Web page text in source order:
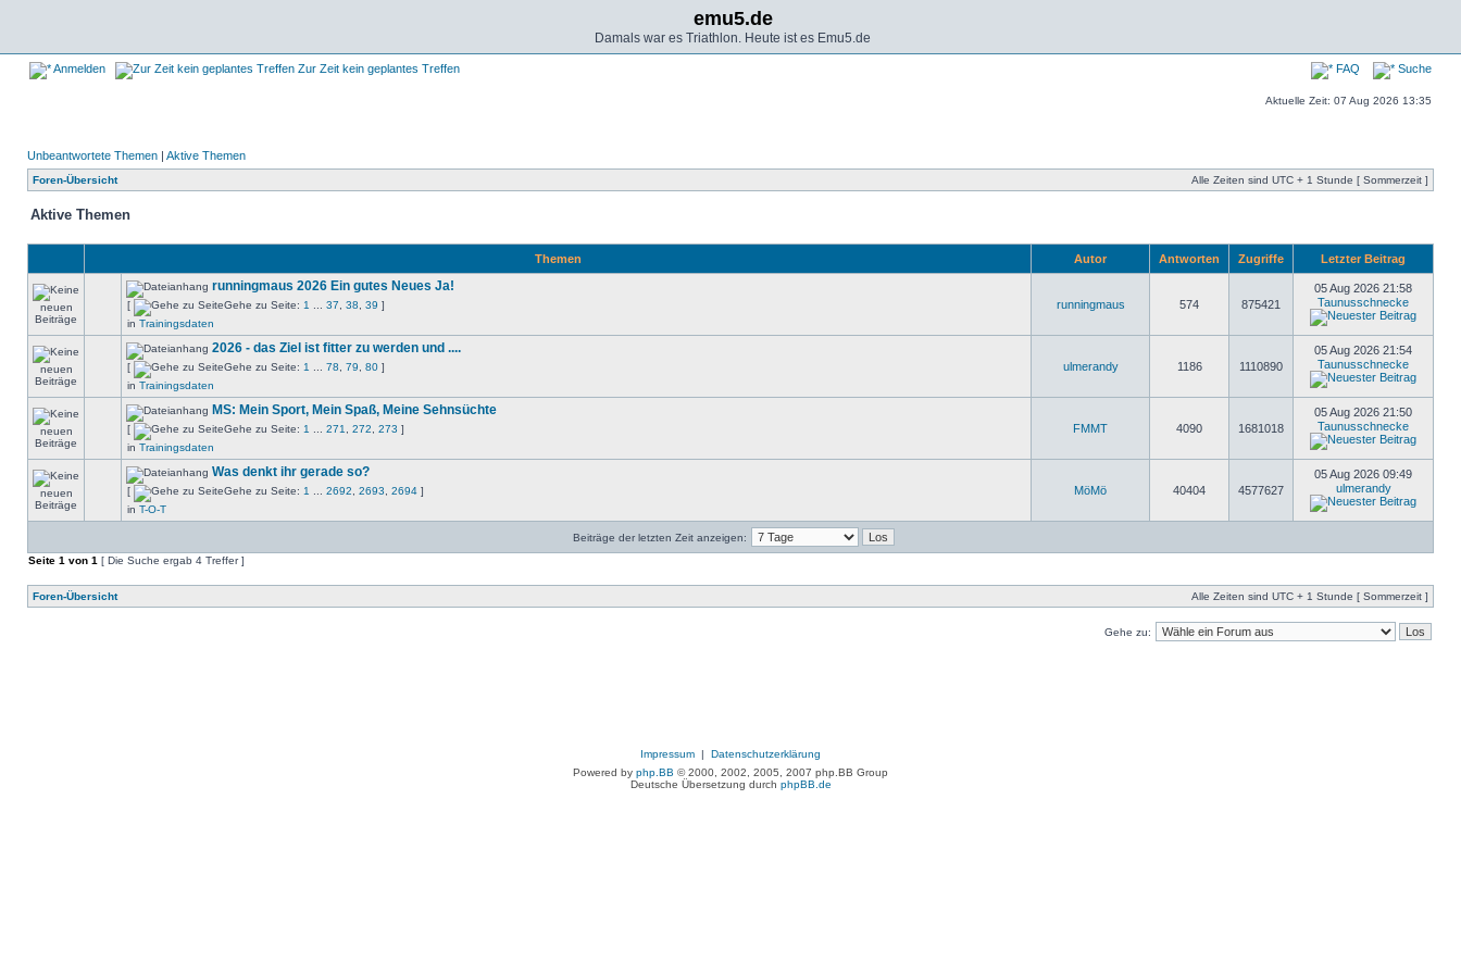
emu5.de
Damals war es Triathlon. Heute ist es Emu5.de
Anmelden Zur Zeit kein geplantes Treffen FAQ Suche
Aktuelle Zeit: 07 Aug 2026 13:35
Unbeantwortete Themen | Aktive Themen
Foren-Übersicht Alle Zeiten sind UTC + 1 Stunde [ Sommerzeit ]
Aktive Themen
Themen Autor Antworten Zugriffe Letzter Beitrag
runningmaus 2026 Ein gutes Neues Ja!
[ Gehe zu Seite: 1 37 38 39 ]
in Trainingsdaten
runningmaus 574 875421
05 Aug 2026 21:58
Taunusschnecke
2026 - das Ziel ist fitter zu werden und ....
[ Gehe zu Seite: 1 78 79 80 ]
in Trainingsdaten
ulmerandy 1186 1110890
05 Aug 2026 21:54
Taunusschnecke
MS: Mein Sport, Mein Spaß, Meine Sehnsüchte
[ Gehe zu Seite: 1 271 272 273 ]
in Trainingsdaten
FMMT 4090 1681018
05 Aug 2026 21:50
Taunusschnecke
Was denkt ihr gerade so?
[ Gehe zu Seite: 1 2692 2693 2694 ]
in T-O-T
MöMö 40404 4577627
05 Aug 2026 09:49
ulmerandy
Beiträge der letzten Zeit anzeigen:
Seite 1 von 1 [ Die Suche ergab 4 Treffer ]
Foren-Übersicht Alle Zeiten sind UTC + 1 Stunde [ Sommerzeit ]
Gehe zu:
Impressum | Datenschutzerklärung
Powered by php.BB © 2000, 2002, 2005, 2007 php.BB Group
Deutsche Übersetzung durch phpBB.de